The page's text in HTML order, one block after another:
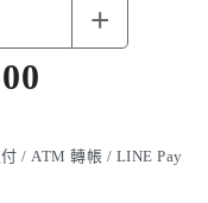
+
/ ATM 轉帳 / LINE Pay